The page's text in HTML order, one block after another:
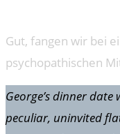
Gut, fangen wir bei
psychopathischen
George’s dinner
peculiar, uninvited